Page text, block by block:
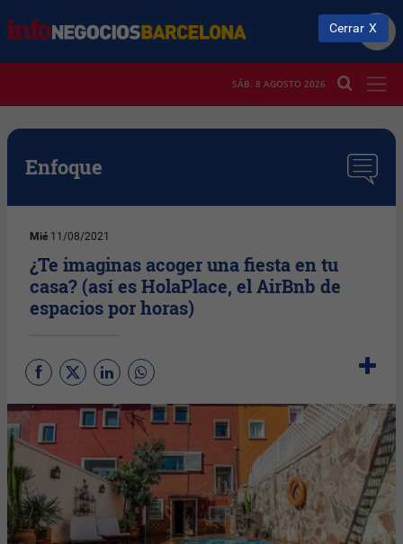
SÁB. 8 AGOSTO 2026
Enfoque
Mié 11/08/2021
¿Te imaginas acoger una fiesta en tu
casa? (así es HolaPlace, el AirBnb de
espacios por horas)
Cerrar